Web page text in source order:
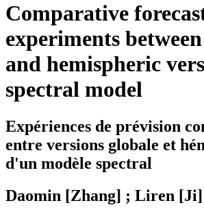
Comparative
experiments
and hemispheric
spectral model
Expériences de prévision
entre versions globale et
d'un modèle spectral
Daomin [Zhang] ; Liren